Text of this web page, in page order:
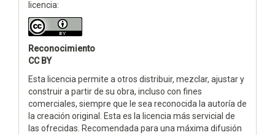
licencia:
Reconocimiento
CC BY
Esta licencia permite a otros distribuir, mezclar, ajustar y
construir a partir de su obra, incluso con fines
comerciales, siempre que le sea reconocida la autoría de
la creación original. Esta es la licencia más servicial de
las ofrecidas. Recomendada para una máxima difusión